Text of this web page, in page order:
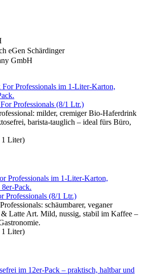
eGen Schärdinger
GmbH
Professionals (8/1 Ltr.)
milder, cremiger Bio‑Haferdrink
barista‑tauglich – ideal fürs Büro,
Liter)
Professionals (8/1 Ltr.)
schäumbarer, veganer
Latte Art. Mild, nussig, stabil im Kaffee –
Liter)